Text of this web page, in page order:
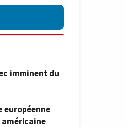
imminent du
européenne
américaine